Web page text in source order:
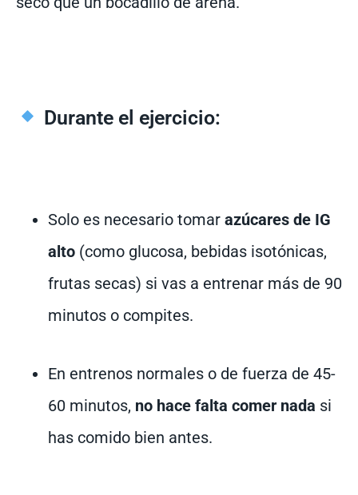
Durante el ejercicio:
Solo es necesario tomar azúcares de IG
alto (como glucosa, bebidas isotónicas,
frutas secas) si vas a entrenar más de 90
minutos o compites.
En entrenos normales o de fuerza de 45-
60 minutos, no hace falta comer nada si
has comido bien antes.